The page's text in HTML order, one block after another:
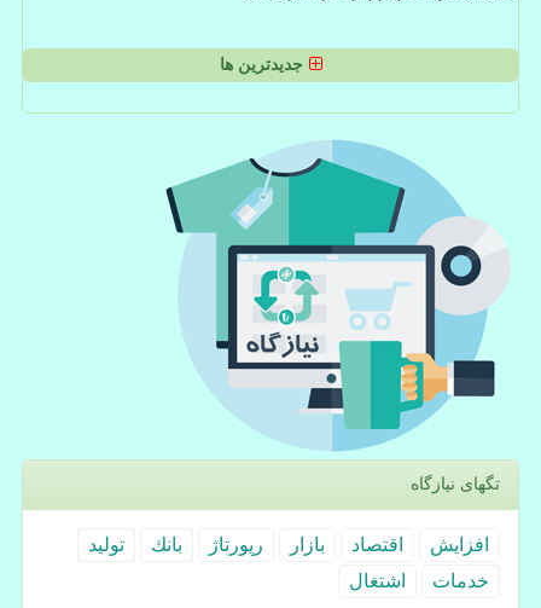
جدیدترین ها
تگهای نیازگاه
افزایش اقتصاد بازار رپورتاژ بانك
تولید
خدمات
اشتغال